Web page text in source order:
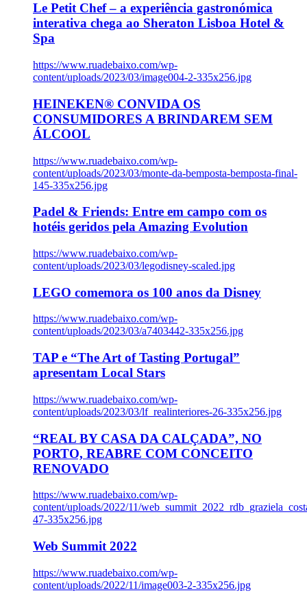
Le Petit Chef – a experiência gastronómica
interativa chega ao Sheraton Lisboa Hotel &
Spa
https://www.ruadebaixo.com/wp-
content/uploads/2023/03/image004-2-335x256.jpg
HEINEKEN® CONVIDA OS
CONSUMIDORES A BRINDAREM SEM
ÁLCOOL
https://www.ruadebaixo.com/wp-
content/uploads/2023/03/monte-da-bemposta-bemposta-final-
145-335x256.jpg
Padel & Friends: Entre em campo com os
hotéis geridos pela Amazing Evolution
https://www.ruadebaixo.com/wp-
content/uploads/2023/03/legodisney-scaled.jpg
LEGO comemora os 100 anos da Disney
https://www.ruadebaixo.com/wp-
content/uploads/2023/03/a7403442-335x256.jpg
TAP e “The Art of Tasting Portugal”
apresentam Local Stars
https://www.ruadebaixo.com/wp-
content/uploads/2023/03/lf_realinteriores-26-335x256.jpg
“REAL BY CASA DA CALÇADA”, NO
PORTO, REABRE COM CONCEITO
RENOVADO
https://www.ruadebaixo.com/wp-
content/uploads/2022/11/
47-335x256.jpg
Web Summit 2022
https://www.ruadebaixo.com/wp-
content/uploads/2022/11/image003-2-335x256.jpg